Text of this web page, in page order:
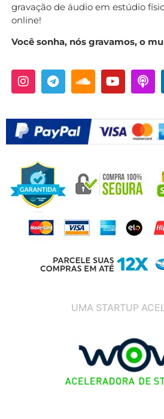
gravação de áudio em estúdio
online!
Você sonha, nós gravamos, o
UMA STARTUP